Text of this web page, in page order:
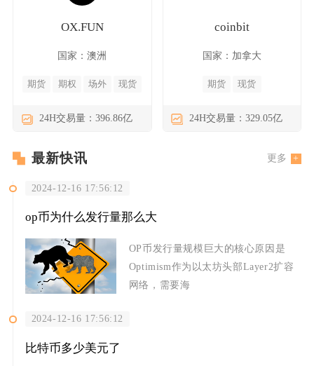
OX.FUN
国家：澳洲
期货 期权 场外 现货
24H交易量：396.86亿
coinbit
国家：加拿大
期货 现货
24H交易量：329.05亿
最新快讯 更多
2024-12-16 17:56:12
op币为什么发行量那么大
OP币发行量规模巨大的核心原因是
Optimism作为以太坊头部Layer2扩容
网络，需要海
2024-12-16 17:56:12
比特币多少美元了